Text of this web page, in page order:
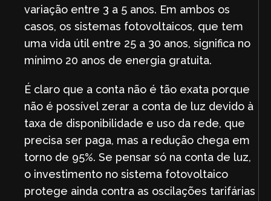
variação entre 3 a 5 anos. Em ambos os
casos, os sistemas fotovoltaicos, que tem
uma vida útil entre 25 a 30 anos, significa no
mínimo 20 anos de energia gratuita.
É claro que a conta não é tão exata porque
não é possível zerar a conta de luz devido à
taxa de disponibilidade e uso da rede, que
precisa ser paga, mas a redução chega em
torno de 95%. Se pensar só na conta de luz,
o investimento no sistema fotovoltaico
protege ainda contra as oscilações tarifárias